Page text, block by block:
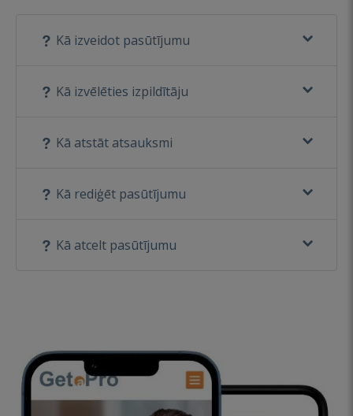
Kā izveidot pasūtījumu
Kā izvēlēties izpildītāju
Kā atstāt atsauksmi
Kā rediģēt pasūtījumu
Kā atcelt pasūtījumu